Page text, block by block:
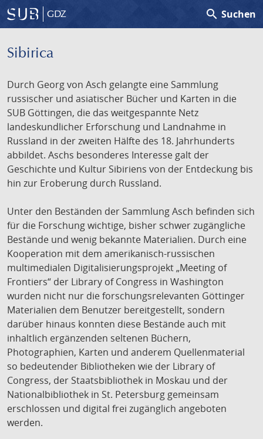
GDZ search Suchen
Sibirica
Durch Georg von Asch gelangte eine Sammlung
russischer und asiatischer Bücher und Karten in die
SUB Göttingen, die das weitgespannte Netz
landeskundlicher Erforschung und Landnahme in
Russland in der zweiten Hälfte des 18. Jahrhunderts
abbildet. Aschs besonderes Interesse galt der
Geschichte und Kultur Sibiriens von der Entdeckung bis
hin zur Eroberung durch Russland.
Unter den Beständen der Sammlung Asch befinden sich
für die Forschung wichtige, bisher schwer zugängliche
Bestände und wenig bekannte Materialien. Durch eine
Kooperation mit dem amerikanisch-russischen
multimedialen Digitalisierungsprojekt „Meeting of
Frontiers“ der Library of Congress in Washington
wurden nicht nur die forschungsrelevanten Göttinger
Materialien dem Benutzer bereitgestellt, sondern
darüber hinaus konnten diese Bestände auch mit
inhaltlich ergänzenden seltenen Büchern,
Photographien, Karten und anderem Quellenmaterial
so bedeutender Bibliotheken wie der Library of
Congress, der Staatsbibliothek in Moskau und der
Nationalbibliothek in St. Petersburg gemeinsam
erschlossen und digital frei zugänglich angeboten
werden.